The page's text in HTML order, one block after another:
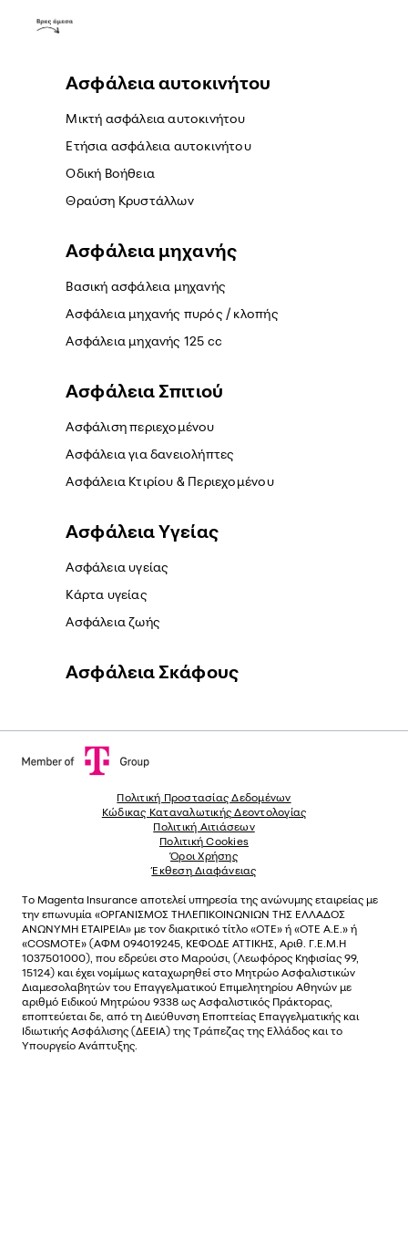
Ασφάλεια αυτοκινήτου
Μικτή ασφάλεια αυτοκινήτου
Ετήσια ασφάλεια αυτοκινήτου
Οδική Βοήθεια
Θραύση Κρυστάλλων
Ασφάλεια μηχανής
Βασική ασφάλεια μηχανής
Ασφάλεια μηχανής πυρός / κλοπής
Ασφάλεια μηχανής 125 cc
Ασφάλεια Σπιτιού
Ασφάλιση περιεχομένου
Ασφάλεια για δανειολήπτες
Ασφάλεια Κτιρίου & Περιεχομένου
Ασφάλεια Yγείας
Ασφάλεια υγείας
Κάρτα υγείας
Ασφάλεια ζωής
Ασφάλεια Σκάφους
Πολιτική Προστασίας Δεδομένων
Κώδικας Καταναλωτικής Δεοντολογίας
Πολιτική Αιτιάσεων
Πολιτική Cookies
Όροι Χρήσης
Έκθεση Διαφάνειας
Το Magenta Insurance αποτελεί υπηρεσία της ανώνυµης εταιρείας µε
την επωνυµία «ΟΡΓΑΝΙΣΜΟΣ ΤΗΛΕΠΙΚΟΙΝΩΝΙΩΝ ΤΗΣ ΕΛΛΑΔΟΣ
ΑΝΩΝΥΜΗ ΕΤΑΙΡΕΙΑ» µε τον διακριτικό τίτλο «OTE» ή «ΟΤΕ Α.Ε.» ή
«COSMOTE» (ΑΦΜ 094019245, ΚΕΦΟΔΕ ΑΤΤΙΚΗΣ, Αριθ. Γ.Ε.Μ.Η
1037501000), που εδρεύει στο Μαρούσι, (Λεωφόρος Κηφισίας 99,
15124) και έχει νοµίµως καταχωρηθεί στο Μητρώο Ασφαλιστικών
Διαµεσολαβητών του Επαγγελµατικού Επιµελητηρίου Αθηνών µε
αριθµό Ειδικού Μητρώου 9338 ως Ασφαλιστικός Πράκτορας,
εποπτεύεται δε, από τη Διεύθυνση Εποπτείας Επαγγελματικής και
Ιδιωτικής Ασφάλισης (ΔΕΕΙΑ) της Τράπεζας της Ελλάδος και το
Υπουργείο Ανάπτυξης.